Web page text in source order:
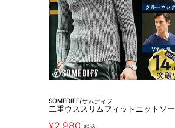
SOMEDIFF/サムディフ
二重ウススリムフィットニットソー